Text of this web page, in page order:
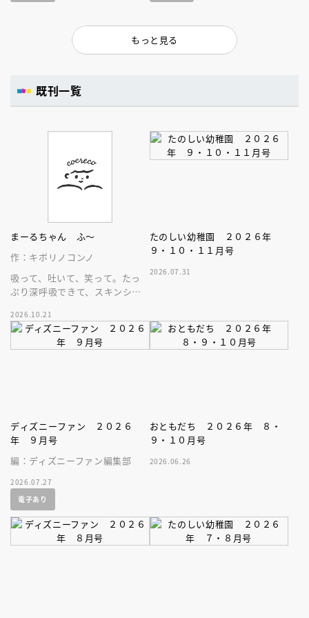
もっと見る
既刊一覧
まーるちゃん ふ～
作：キボリノコンノ
吸って、吐いて、笑って。たっ
ぷり深呼吸できて、スキンシッ
家、キボリノコンノ初のファー
ストブック。
2026.10.21
たのしい幼稚園 ２０２６年
９・１０・１１月号
2026.07.31
ディズニーファン ２０２６
年 ９月号
編：ディズニーファン編集部
2026.07.27
電子あり
おともだち ２０２６年 ８・
９・１０月号
2026.06.26